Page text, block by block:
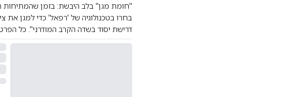
"חומת מגן" בלב היבשת: בזמן שהמתיחות
בחרו בטכנולוגיה של 'רפאל' כדי למגן את
דרישת יסוד בשדה הקרב המודרני". כל